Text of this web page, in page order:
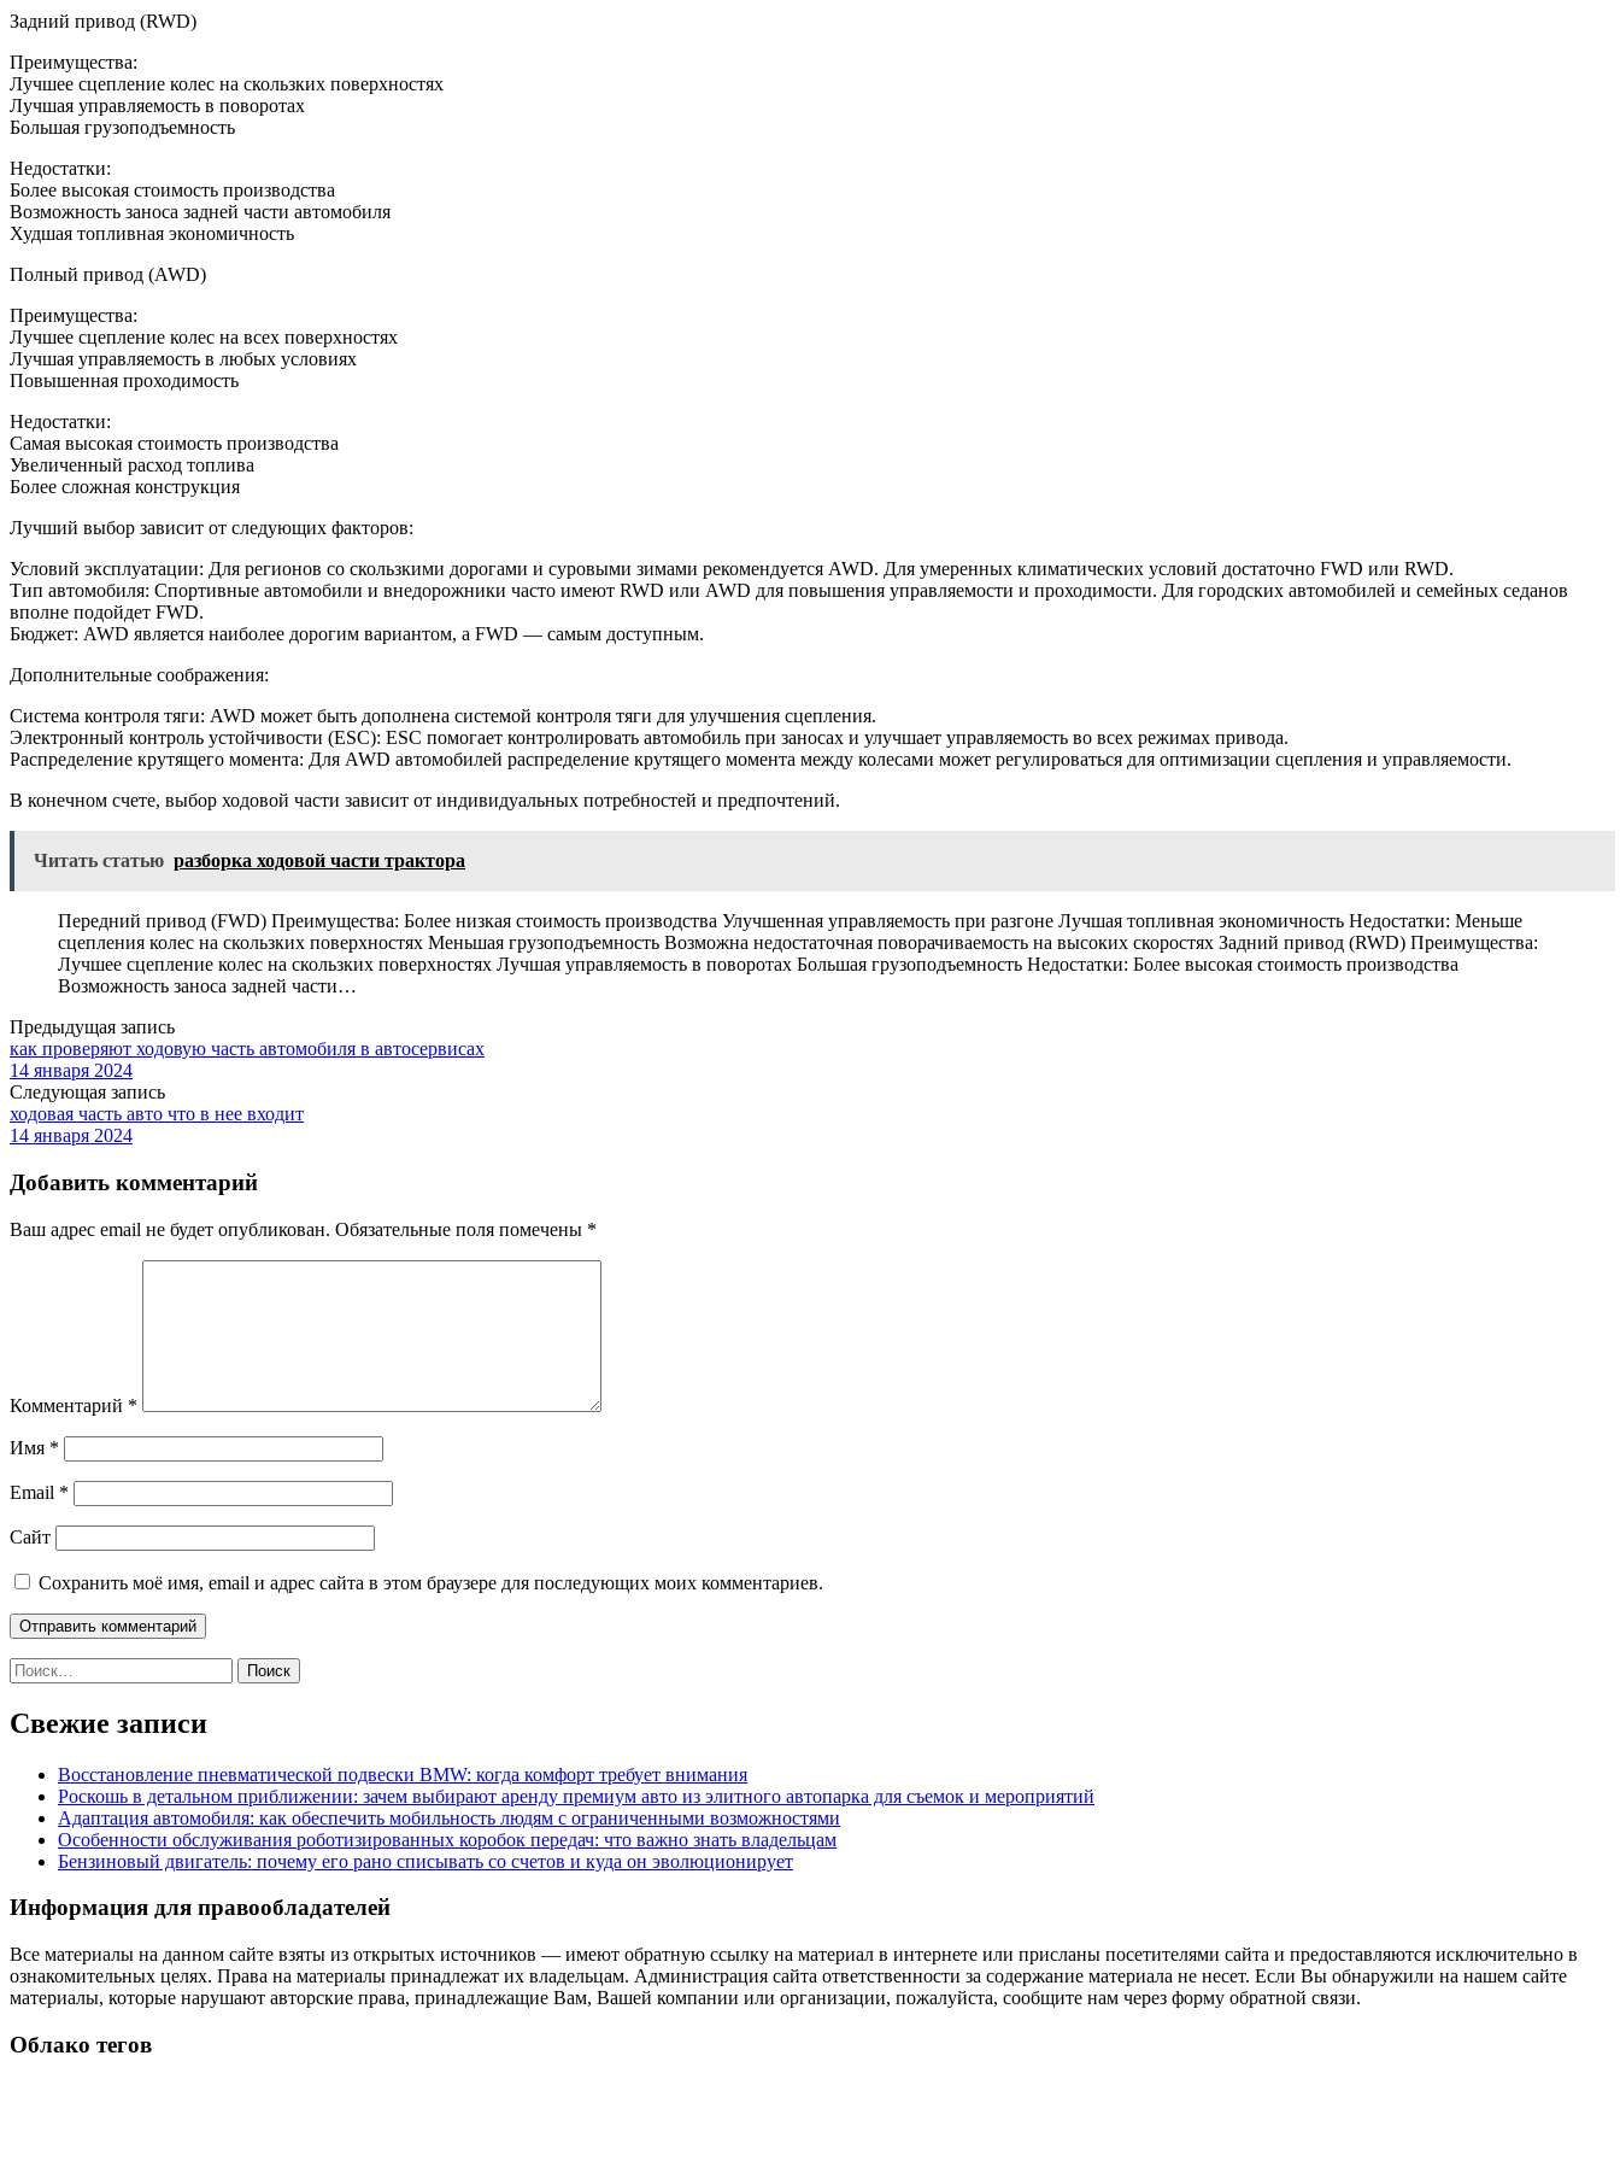
Задний привод (RWD)
Преимущества:
Лучшее сцепление колес на скользких поверхностях
Лучшая управляемость в поворотах
Большая грузоподъемность
Недостатки:
Более высокая стоимость производства
Возможность заноса задней части автомобиля
Худшая топливная экономичность
Полный привод (AWD)
Преимущества:
Лучшее сцепление колес на всех поверхностях
Лучшая управляемость в любых условиях
Повышенная проходимость
Недостатки:
Самая высокая стоимость производства
Увеличенный расход топлива
Более сложная конструкция
Лучший выбор зависит от следующих факторов:
Условий эксплуатации: Для регионов со скользкими дорогами и суровыми зимами рекомендуется AWD. Для умеренных климатических условий достаточно FWD или RWD.
Тип автомобиля: Спортивные автомобили и внедорожники часто имеют RWD или AWD для повышения управляемости и проходимости. Для городских автомобилей и семейных седанов
вполне подойдет FWD.
Бюджет: AWD является наиболее дорогим вариантом, а FWD — самым доступным.
Дополнительные соображения:
Система контроля тяги: AWD может быть дополнена системой контроля тяги для улучшения сцепления.
Электронный контроль устойчивости (ESC): ESC помогает контролировать автомобиль при заносах и улучшает управляемость во всех режимах привода.
Распределение крутящего момента: Для AWD автомобилей распределение крутящего момента между колесами может регулироваться для оптимизации сцепления и управляемости.
В конечном счете, выбор ходовой части зависит от индивидуальных потребностей и предпочтений.
Читать статью разборка ходовой части трактора
Передний привод (FWD) Преимущества: Более низкая стоимость производства Улучшенная управляемость при разгоне Лучшая топливная экономичность Недостатки: Меньше
сцепления колес на скользких поверхностях Меньшая грузоподъемность Возможна недостаточная поворачиваемость на высоких скоростях Задний привод (RWD) Преимущества:
Лучшее сцепление колес на скользких поверхностях Лучшая управляемость в поворотах Большая грузоподъемность Недостатки: Более высокая стоимость производства
Возможность заноса задней части…
Предыдущая запись
как проверяют ходовую часть автомобиля в автосервисах
14 января 2024
Следующая запись
ходовая часть авто что в нее входит
14 января 2024
Добавить комментарий
Ваш адрес email не будет опубликован. Обязательные поля помечены *
Комментарий *
Имя *
Email *
Сайт
Сохранить моё имя, email и адрес сайта в этом браузере для последующих моих комментариев.
Найти:
Свежие записи
Восстановление пневматической подвески BMW: когда комфорт требует внимания
Роскошь в детальном приближении: зачем выбирают аренду премиум авто из элитного автопарка для съемок и мероприятий
Адаптация автомобиля: как обеспечить мобильность людям с ограниченными возможностями
Особенности обслуживания роботизированных коробок передач: что важно знать владельцам
Бензиновый двигатель: почему его рано списывать со счетов и куда он эволюционирует
Информация для правообладателей
Все материалы на данном сайте взяты из открытых источников — имеют обратную ссылку на материал в интернете или присланы посетителями сайта и предоставляются исключительно в
ознакомительных целях. Права на материалы принадлежат их владельцам. Администрация сайта ответственности за содержание материала не несет. Если Вы обнаружили на нашем сайте
материалы, которые нарушают авторские права, принадлежащие Вам, Вашей компании или организации, пожалуйста, сообщите нам через форму обратной связи.
Облако тегов